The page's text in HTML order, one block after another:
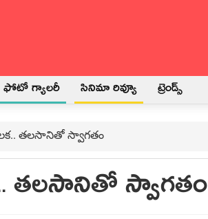
ఫోటో గ్యాలరీ సినిమా రివ్యూ ట్రెండ్స్
త‌ల‌సానితో స్వాగ‌తం
త‌ల‌సానితో స్వాగ‌తం